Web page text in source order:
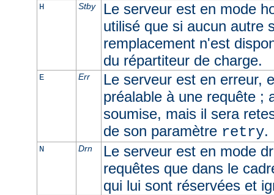
H Stby
Le serveur est en mode
utilisé que si aucun autre
remplacement n'est
du répartiteur de charge.
E Err
Le serveur est en erreur,
préalable à une requête ;
soumise, mais il sera
de son paramètre retry.
N Drn
Le serveur est en mode
requêtes que dans le
qui lui sont réservées et